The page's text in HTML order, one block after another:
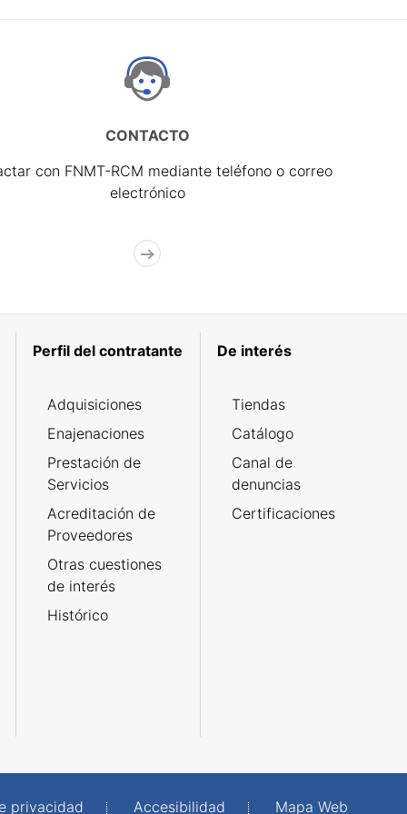
CONTACTO
con FNMT-RCM mediante teléfono o correo
electrónico
Perfil del contratante
Adquisiciones
Enajenaciones
Prestación de
Servicios
Acreditación de
Proveedores
Otras cuestiones
de interés
Histórico
De interés
Tiendas
Catálogo
Canal de
denuncias
Certificaciones
privacidad Accesibilidad Mapa Web